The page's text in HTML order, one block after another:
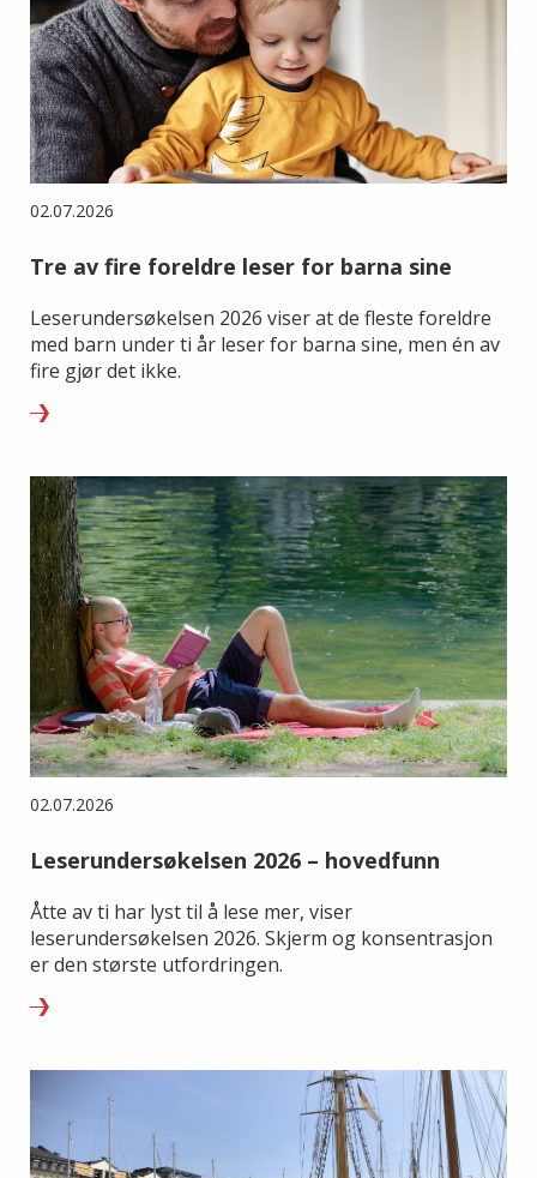
02.07.2026
Tre av fire foreldre leser for barna sine
Leserundersøkelsen 2026 viser at de fleste foreldre
med barn under ti år leser for barna sine, men én av
fire gjør det ikke.
02.07.2026
Leserundersøkelsen 2026 – hovedfunn
Åtte av ti har lyst til å lese mer, viser
leserundersøkelsen 2026. Skjerm og konsentrasjon
er den største utfordringen.